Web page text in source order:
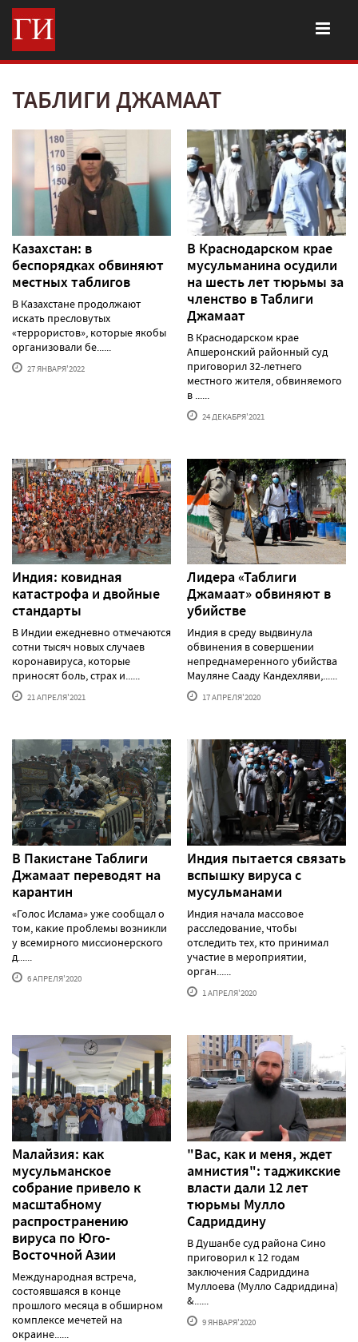
ТАБЛИГИ ДЖАМААТ
Казахстан: в
беспорядках обвиняют
местных таблигов
В Казахстане продолжают
искать пресловутых
«террористов», которые якобы
организовали бе......
27 ЯНВАРЯ'2022
В Краснодарском крае
мусульманина осудили
на шесть лет тюрьмы за
членство в Таблиги
Джамаат
В Краснодарском крае
Апшеронский районный суд
приговорил 32-летнего
местного жителя, обвиняемого
в ......
24 ДЕКАБРЯ'2021
Индия: ковидная
катастрофа и двойные
стандарты
В Индии ежедневно отмечаются
сотни тысяч новых случаев
коронавируса, которые
приносят боль, страх и......
21 АПРЕЛЯ'2021
Лидера «Таблиги
Джамаат» обвиняют в
убийстве
Индия в среду выдвинула
обвинения в совершении
непреднамеренного убийства
Мауляне Сааду Кандехляви,......
17 АПРЕЛЯ'2020
В Пакистане Таблиги
Джамаат переводят на
карантин
«Голос Ислама» уже сообщал о
том, какие проблемы возникли
у всемирного миссионерского
д......
6 АПРЕЛЯ'2020
Индия пытается связать
вспышку вируса с
мусульманами
Индия начала массовое
расследование, чтобы
отследить тех, кто принимал
участие в мероприятии,
орган......
1 АПРЕЛЯ'2020
Малайзия: как
мусульманское
собрание привело к
масштабному
распространению
вируса по Юго-
Восточной Азии
Международная встреча,
состоявшаяся в конце
прошлого месяца в обширном
комплексе мечетей на
окраине......
"Вас, как и меня, ждет
амнистия": таджикские
власти дали 12 лет
тюрьмы Мулло
Садриддину
В Душанбе суд района Сино
приговорил к 12 годам
заключения Садриддина
Муллоева (Мулло Садриддина)
&......
9 ЯНВАРЯ'2020